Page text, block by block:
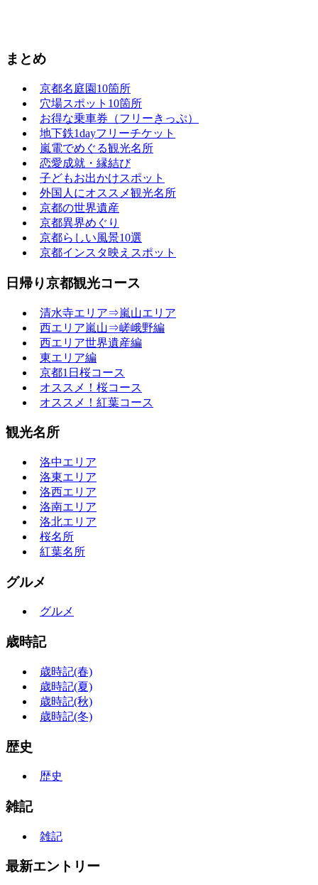
まとめ
京都名庭園10箇所
穴場スポット10箇所
お得な乗車券（フリーきっぷ）
地下鉄1dayフリーチケット
嵐電でめぐる観光名所
恋愛成就・縁結び
子どもお出かけスポット
外国人にオススメ観光名所
京都の世界遺産
京都異界めぐり
京都らしい風景10選
京都インスタ映えスポット
日帰り京都観光コース
清水寺エリア⇒嵐山エリア
西エリア嵐山⇒嵯峨野編
西エリア世界遺産編
東エリア編
京都1日桜コース
オススメ！桜コース
オススメ！紅葉コース
観光名所
洛中エリア
洛東エリア
洛西エリア
洛南エリア
洛北エリア
桜名所
紅葉名所
グルメ
グルメ
歳時記
歳時記(春)
歳時記(夏)
歳時記(秋)
歳時記(冬)
歴史
歴史
雑記
雑記
最新エントリー